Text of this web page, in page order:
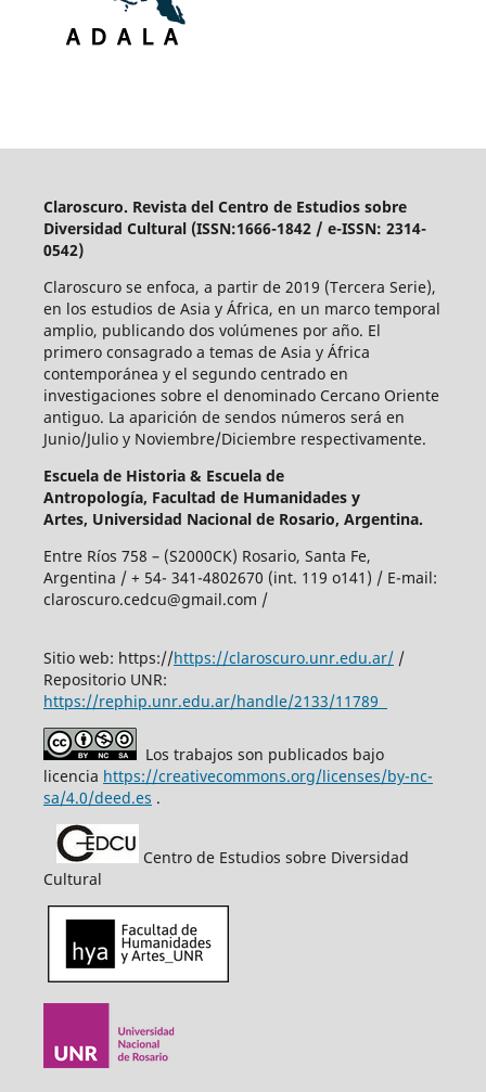
Claroscuro. Revista del Centro de Estudios sobre
Diversidad Cultural (ISSN:1666-1842 / e-ISSN: 2314-
0542)
Claroscuro se enfoca, a partir de 2019 (Tercera Serie),
en los estudios de Asia y África, en un marco temporal
amplio, publicando dos volúmenes por año. El
primero consagrado a temas de Asia y África
contemporánea y el segundo centrado en
investigaciones sobre el denominado Cercano Oriente
antiguo. La aparición de sendos números será en
Junio/Julio y Noviembre/Diciembre respectivamente.
Escuela de Historia & Escuela de
Antropología, Facultad de Humanidades y
Artes, Universidad Nacional de Rosario, Argentina.
Entre Ríos 758 – (S2000CK) Rosario, Santa Fe,
Argentina / + 54- 341-4802670 (int. 119 o141) / E-mail:
claroscuro.cedcu@gmail.com /
Sitio web: https://https://claroscuro.unr.edu.ar//
Repositorio UNR:
https://rephip.unr.edu.ar/handle/2133/11789
Los trabajos son publicados bajo
licencia https://creativecommons.org/licenses/by-nc-
sa/4.0/deed.es .
Centro de Estudios sobre Diversidad
Cultural